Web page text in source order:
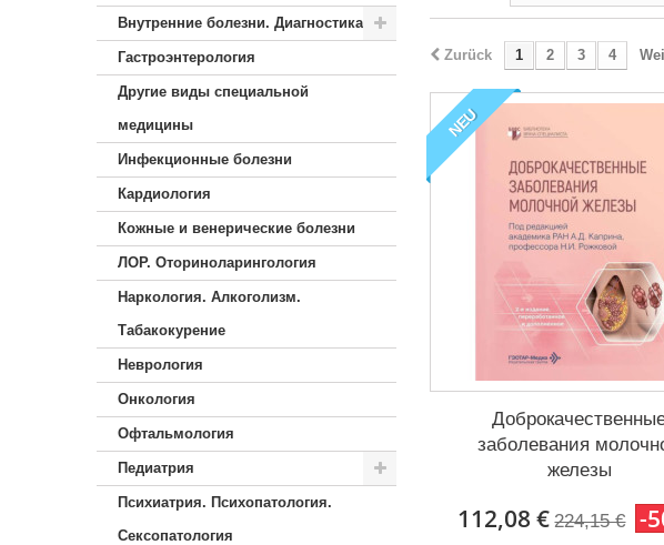
Внутренние болезни. Диагностика
Гастроэнтерология
Другие виды специальной
медицины
Инфекционные болезни
Кардиология
Кожные и венерические болезни
ЛОР. Оториноларингология
Наркология. Алкоголизм.
Табакокурение
Неврология
Онкология
Офтальмология
Педиатрия
Психиатрия. Психопатология.
Сексопатология
Zurück 1 2 3 4
NEU
заболевания
железы
112,08 € 224,15 € -